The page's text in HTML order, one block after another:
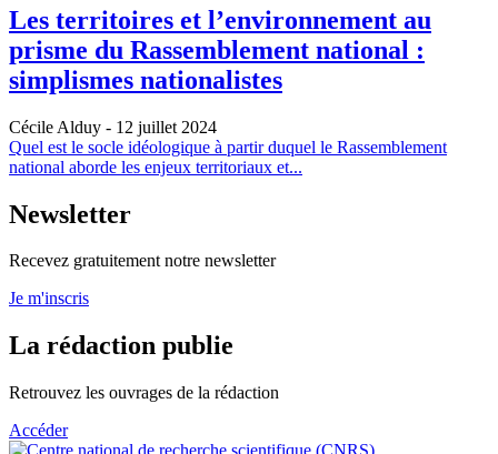
Les territoires et l’environnement au
prisme du Rassemblement national :
simplismes nationalistes
Cécile Alduy - 12 juillet 2024
Quel est le socle idéologique à partir duquel le Rassemblement
national aborde les enjeux territoriaux et...
Newsletter
Recevez gratuitement notre newsletter
Je m'inscris
La rédaction publie
Retrouvez les ouvrages de la rédaction
Accéder